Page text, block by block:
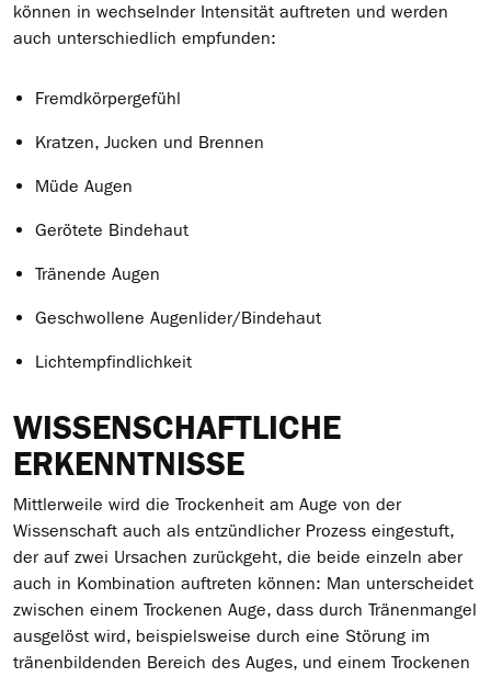
können in wechselnder Intensität auftreten und werden
auch unterschiedlich empfunden:
Fremdkörpergefühl
Kratzen, Jucken und Brennen
Müde Augen
Gerötete Bindehaut
Tränende Augen
Geschwollene Augenlider/Bindehaut
Lichtempfindlichkeit
WISSENSCHAFTLICHE
ERKENNTNISSE
Mittlerweile wird die Trockenheit am Auge von der
Wissenschaft auch als entzündlicher Prozess eingestuft,
der auf zwei Ursachen zurückgeht, die beide einzeln aber
auch in Kombination auftreten können: Man unterscheidet
zwischen einem Trockenen Auge, dass durch Tränenmangel
ausgelöst wird, beispielsweise durch eine Störung im
tränenbildenden Bereich des Auges, und einem Trockenen